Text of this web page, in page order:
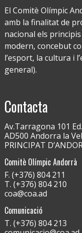
El Comitè Olímpic
amb la finalitat de
nacional els
modern, concebut
l’esport, la cultura i
general).
Contacta
Av.Tarragona 101
AD500 Andorra la
PRINCIPAT
Comitè Olímpic Andorrà
F. (+376) 804 211
T. (+376) 804 210
coa@coa.ad
Comunicació
T. (+376) 804 213